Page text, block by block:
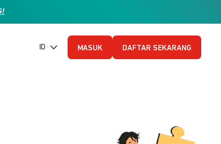
ID (Bahasa Indonesia)
MASUK DAFTAR SEKARANG